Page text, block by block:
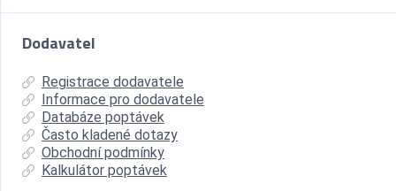
Dodavatel
Registrace dodavatele
Informace pro dodavatele
Databáze poptávek
Často kladené dotazy
Obchodní podmínky
Kalkulátor poptávek